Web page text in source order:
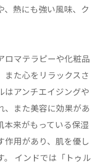
、熱にも強い風味、ク
ロマテラピーや化粧品
また心をリラックスさ
はアンチエイジングや
、また美容に効果があ
本来がもっている保湿
作用があり、肌を優し
。 インドでは「トゥル